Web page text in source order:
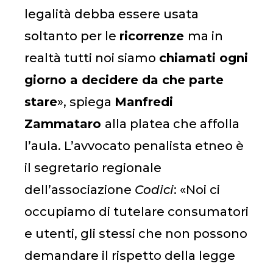
legalità debba essere usata
soltanto per le ricorrenze ma in
realtà tutti noi siamo chiamati ogni
giorno a decidere da che parte
stare», spiega Manfredi
Zammataro alla platea che affolla
l’aula. L’avvocato penalista etneo è
il segretario regionale
dell’associazione Codici: «Noi ci
occupiamo di tutelare consumatori
e utenti, gli stessi che non possono
demandare il rispetto della legge